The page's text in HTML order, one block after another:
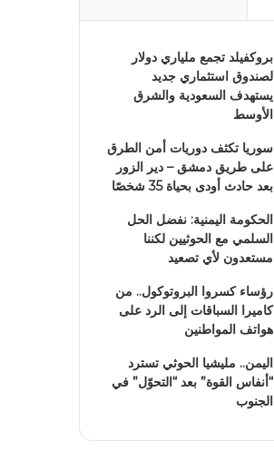
بروكفيلد تجمع ملياري دولار
لصندوق استثماري جديد
يستهدف السعودية والشرق
الأوسط
سوريا تكثف دوريات أمن الطرق
على طريق دمشق – دير الزور
بعد حادث أودى بحياة 35 شخصًا
الحكومة اليمنية: نفضل الحل
السلمي مع الحوثيين لكننا
مستعدون لأي تصعيد
رؤساء كسروا البروتوكول.. من
كاميرا السباقات إلى الرد على
هواتف المواطنين
اليمن.. مليشيا الحوثي تسترد
“أنفاس القوة” بعد “التحوّل” في
الجنوب